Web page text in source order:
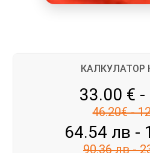
КАЛКУЛАТОР
33.00 €
46.20€ -
64.54 лв -
90.36 лв -